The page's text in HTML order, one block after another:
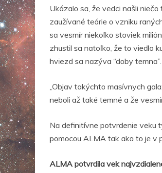
Ukázalo sa, že vedci našli
zaužívané teórie o vzniku
sa vesmír niekoľko stoviek
zhustil sa natoľko, že to viedlo
hviezd sa nazýva “doby temna”.
„Objav takýchto masívnych
neboli až také temné a že
Na definitívne potvrdenie veku
pomocou ALMA tak ako to je v
ALMA potvrdila vek